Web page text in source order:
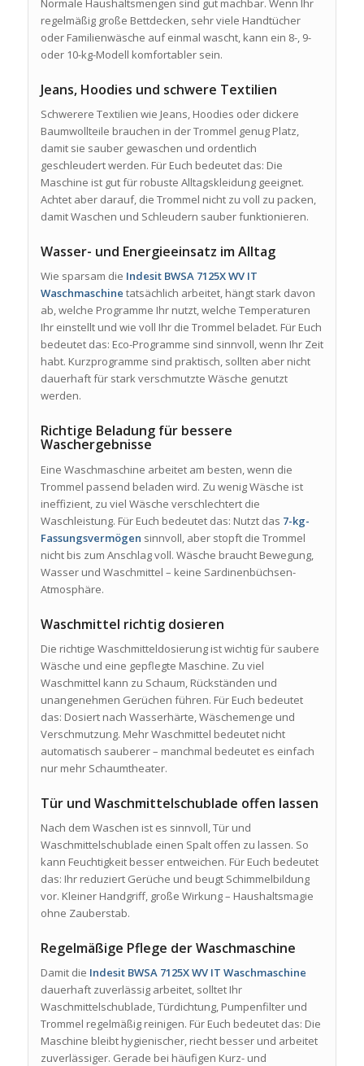
Normale Haushaltsmengen sind gut machbar. Wenn Ihr
regelmäßig große Bettdecken, sehr viele Handtücher
oder Familienwäsche auf einmal wascht, kann ein 8-, 9-
oder 10-kg-Modell komfortabler sein.
Jeans, Hoodies und schwere Textilien
Schwerere Textilien wie Jeans, Hoodies oder dickere
Baumwollteile brauchen in der Trommel genug Platz,
damit sie sauber gewaschen und ordentlich
geschleudert werden. Für Euch bedeutet das: Die
Maschine ist gut für robuste Alltagskleidung geeignet.
Achtet aber darauf, die Trommel nicht zu voll zu packen,
damit Waschen und Schleudern sauber funktionieren.
Wasser- und Energieeinsatz im Alltag
Wie sparsam die Indesit BWSA 7125X WV IT
Waschmaschine tatsächlich arbeitet, hängt stark davon
ab, welche Programme Ihr nutzt, welche Temperaturen
Ihr einstellt und wie voll Ihr die Trommel beladet. Für Euch
bedeutet das: Eco-Programme sind sinnvoll, wenn Ihr Zeit
habt. Kurzprogramme sind praktisch, sollten aber nicht
dauerhaft für stark verschmutzte Wäsche genutzt
werden.
Richtige Beladung für bessere
Waschergebnisse
Eine Waschmaschine arbeitet am besten, wenn die
Trommel passend beladen wird. Zu wenig Wäsche ist
ineffizient, zu viel Wäsche verschlechtert die
Waschleistung. Für Euch bedeutet das: Nutzt das 7-kg-
Fassungsvermögen sinnvoll, aber stopft die Trommel
nicht bis zum Anschlag voll. Wäsche braucht Bewegung,
Wasser und Waschmittel – keine Sardinenbüchsen-
Atmosphäre.
Waschmittel richtig dosieren
Die richtige Waschmitteldosierung ist wichtig für saubere
Wäsche und eine gepflegte Maschine. Zu viel
Waschmittel kann zu Schaum, Rückständen und
unangenehmen Gerüchen führen. Für Euch bedeutet
das: Dosiert nach Wasserhärte, Wäschemenge und
Verschmutzung. Mehr Waschmittel bedeutet nicht
automatisch sauberer – manchmal bedeutet es einfach
nur mehr Schaumtheater.
Tür und Waschmittelschublade offen lassen
Nach dem Waschen ist es sinnvoll, Tür und
Waschmittelschublade einen Spalt offen zu lassen. So
kann Feuchtigkeit besser entweichen. Für Euch bedeutet
das: Ihr reduziert Gerüche und beugt Schimmelbildung
vor. Kleiner Handgriff, große Wirkung – Haushaltsmagie
ohne Zauberstab.
Regelmäßige Pflege der Waschmaschine
Damit die Indesit BWSA 7125X WV IT Waschmaschine
dauerhaft zuverlässig arbeitet, solltet Ihr
Waschmittelschublade, Türdichtung, Pumpenfilter und
Trommel regelmäßig reinigen. Für Euch bedeutet das: Die
Maschine bleibt hygienischer, riecht besser und arbeitet
zuverlässiger. Gerade bei häufigen Kurz- und